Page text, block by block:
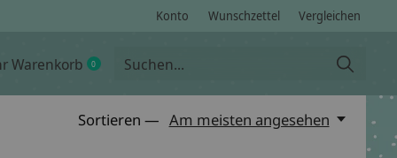
Konto Wunschzettel Vergleichen
Warenkorb 0items
Sortieren — Am meisten angesehen